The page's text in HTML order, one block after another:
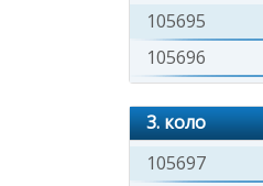
105695
105696
3. коло
105697